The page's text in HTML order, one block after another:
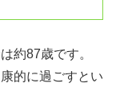
約87歳です。
的に過ごすとい